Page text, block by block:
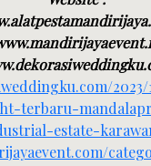
terbaru-
estate-